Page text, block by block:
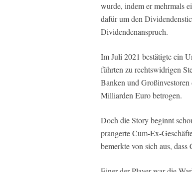
wurde, indem er mehrmals
dafür um den
Dividendenanspruch.
Im Juli 2021 bestätigte ein
führten zu rechtswidrigen
Banken und Großinvestoren
Milliarden Euro betrogen.
Doch die Story beginnt
prangerte Cum-Ex-
bemerkte von sich aus,